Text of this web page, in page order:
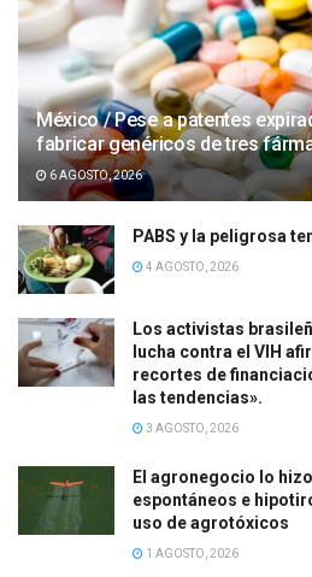
México / Pese a patentes
fabricar genéricos de tres
6 AGOSTO, 2026
PABS y la peligrosa
4 AGOSTO, 2026
Los activistas
lucha contra el VIH
recortes de
las tendencias».
3 AGOSTO, 2026
El agronegocio lo
espontáneos e
uso de agrotóxicos
1 AGOSTO, 2026